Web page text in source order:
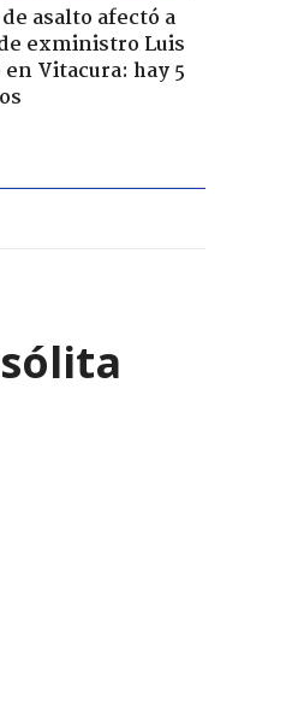
asalto afectó a
exministro Luis
Vitacura: hay 5